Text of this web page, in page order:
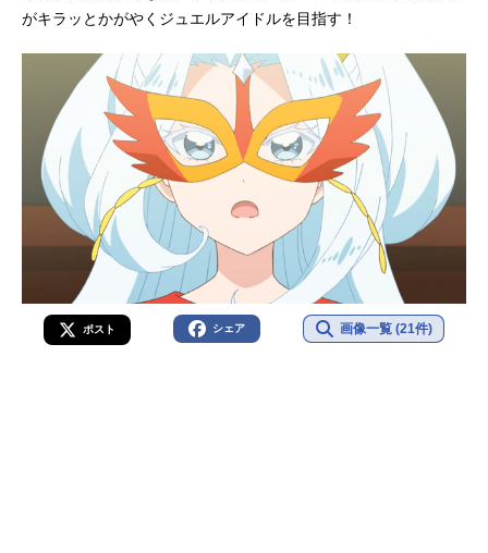
がキラッとかがやくジュエルアイドルを目指す！
ポスト シェア 画像一覧 (21件)